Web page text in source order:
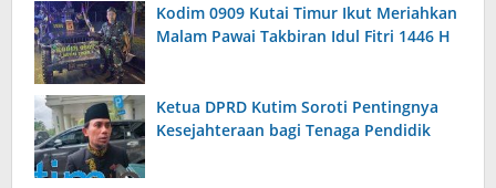
Kodim 0909 Kutai Timur Ikut Meriahkan
Malam Pawai Takbiran Idul Fitri 1446 H
Ketua DPRD Kutim Soroti Pentingnya
Kesejahteraan bagi Tenaga Pendidik